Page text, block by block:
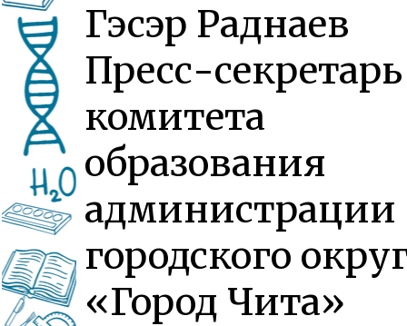
Гэсэр Раднаев
Пресс-секретарь
комитета
образования
администрации
городского
«Город Чита»